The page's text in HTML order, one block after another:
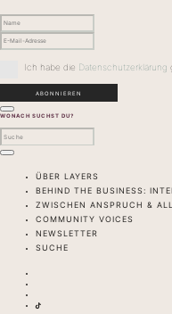
Ich habe die Datenschutzerklärung
WONACH SUCHST DU?
ÜBER LAYERS
BEHIND THE BUSINESS:
ZWISCHEN ANSPRUCH &
COMMUNITY VOICES
NEWSLETTER
SUCHE